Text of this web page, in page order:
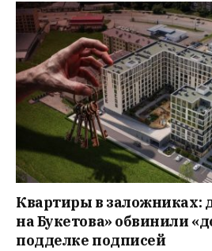
Квартиры в заложниках:
на Букетова» обвинили
подделке подписей